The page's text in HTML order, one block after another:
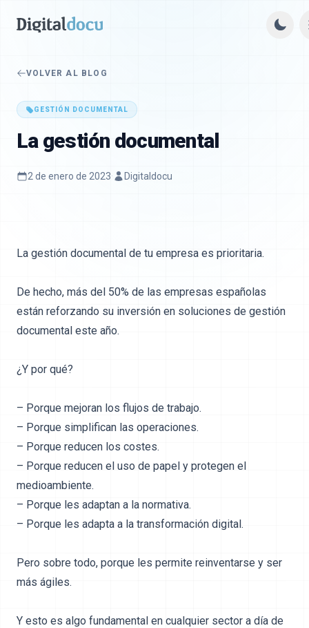
VOLVER AL BLOG
GESTIÓN DOCUMENTAL
La gestión documental
2 de enero de 2023· Digitaldocu
La gestión documental de tu empresa es prioritaria.
De hecho, más del 50% de las empresas españolas
están reforzando su inversión en soluciones de gestión
documental este año.
¿Y por qué?
– Porque mejoran los flujos de trabajo.
– Porque simplifican las operaciones.
– Porque reducen los costes.
– Porque reducen el uso de papel y protegen el
medioambiente.
– Porque les adaptan a la normativa.
– Porque les adapta a la transformación digital.
Pero sobre todo, porque les permite reinventarse y ser
más ágiles.
Y esto es algo fundamental en cualquier sector a día de